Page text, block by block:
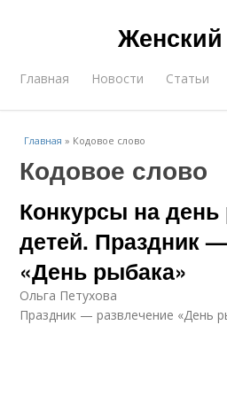
Главная Новости Статьи
Главная » Кодовое слово
Кодовое слово
Конкурсы на
детей. Праздник
«День рыбака»
Ольга Петухова
Праздник — развлечение «День